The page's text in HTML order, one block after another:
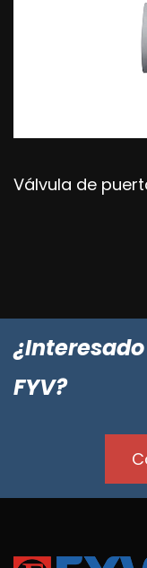
Válvula de
FYV?